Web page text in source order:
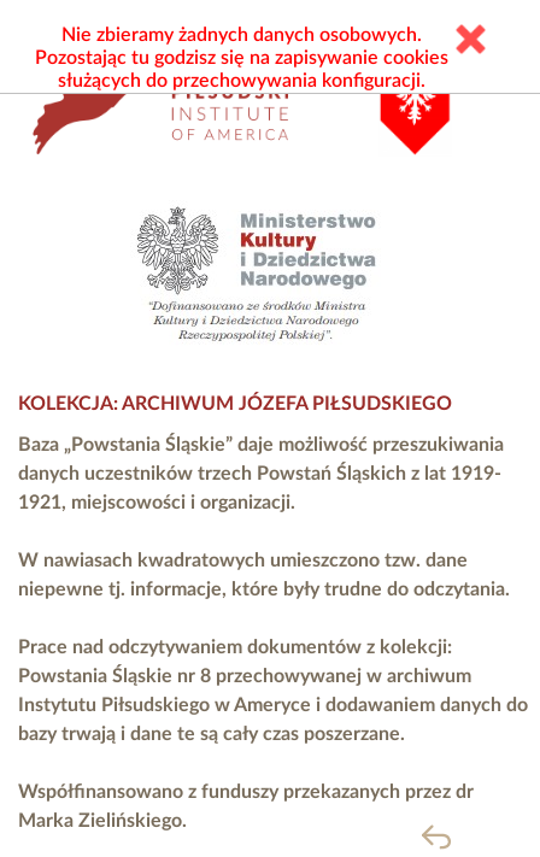
KOLEKCJA: ARCHIWUM JÓZEFA PIŁSUDSKIEGO
Baza „Powstania Śląskie” daje możliwość przeszukiwania
danych uczestników trzech Powstań Śląskich z lat 1919-
1921, miejscowości i organizacji.
W nawiasach kwadratowych umieszczono tzw. dane
niepewne tj. informacje, które były trudne do odczytania.
Prace nad odczytywaniem dokumentów z kolekcji:
Powstania Śląskie nr 8 przechowywanej w archiwum
Instytutu Piłsudskiego w Ameryce i dodawaniem danych do
bazy trwają i dane te są cały czas poszerzane.
Współfinansowano z funduszy przekazanych przez dr
Marka Zielińskiego.
powrót
Nie zbieramy żadnych danych osobowych.
Pozostając tu godzisz się na zapisywanie cookies
służących do przechowywania konfiguracji.